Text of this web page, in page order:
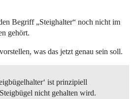
Begriff „Steighalter“ noch nicht im
gehört.
was das jetzt genau sein soll.
ist prinzipiell
nicht gehalten wird.